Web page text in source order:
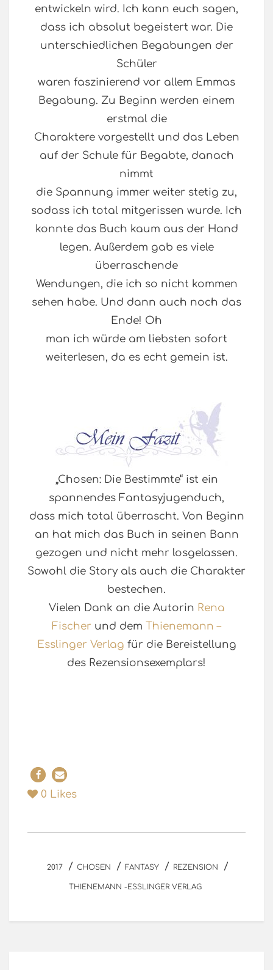
entwickeln wird. Ich kann euch sagen,
dass ich absolut begeistert war. Die
unterschiedlichen Begabungen der
Schüler
waren faszinierend vor allem Emmas
Begabung. Zu Beginn werden einem
erstmal die
Charaktere vorgestellt und das Leben
auf der Schule für Begabte, danach
nimmt
die Spannung immer weiter stetig zu,
sodass ich total mitgerissen wurde. Ich
konnte das Buch kaum aus der Hand
legen. Außerdem gab es viele
überraschende
Wendungen, die ich so nicht kommen
sehen habe. Und dann auch noch das
Ende! Oh
man ich würde am liebsten sofort
weiterlesen, da es echt gemein ist.
„Chosen: Die Bestimmte“ ist ein
spannendes Fantasyjugenduch,
dass mich total überrascht. Von Beginn
an hat mich das Buch in seinen Bann
gezogen und nicht mehr losgelassen.
Sowohl die Story als auch die Charakter
bestechen.
Vielen Dank an die Autorin Rena
Fischer und dem
Thienemann –
Esslinger Verlag für die Bereistellung
des Rezensionsexemplars!
0 Likes
2017 / CHOSEN / FANTASY / REZENSION /
THIENEMANN -ESSLINGER VERLAG